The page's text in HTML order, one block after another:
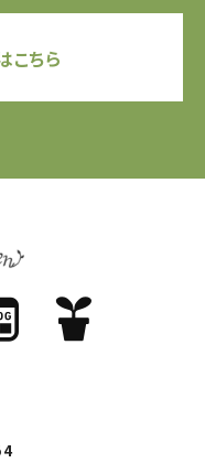
こちら